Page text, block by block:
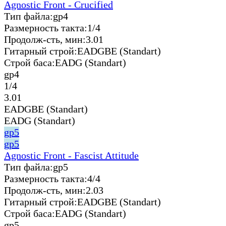
Agnostic Front - Crucified
Тип файла:gp4
Размерность такта:1/4
Продолж-сть, мин:3.01
Гитарный строй:EADGBE (Standart)
Строй баса:EADG (Standart)
gp4
1/4
3.01
EADGBE (Standart)
EADG (Standart)
gp5
gp5
Agnostic Front - Fascist Attitude
Тип файла:gp5
Размерность такта:4/4
Продолж-сть, мин:2.03
Гитарный строй:EADGBE (Standart)
Строй баса:EADG (Standart)